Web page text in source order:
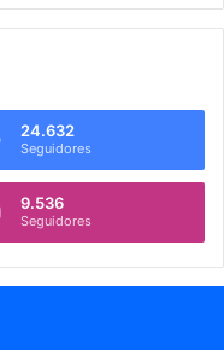
24.632
Seguidores
9.536
Seguidores